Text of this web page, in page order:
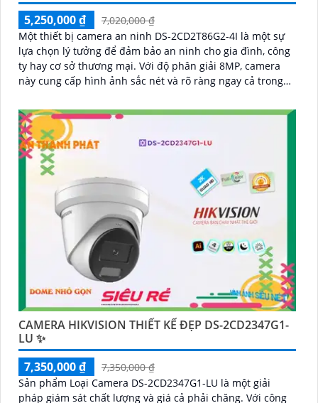
5,250,000 ₫
7,020,000 ₫
Một thiết bị camera an ninh DS-2CD2T86G2-4I là một sự
lựa chọn lý tưởng để đảm bảo an ninh cho gia đình, công
ty hay cơ sở thương mại. Với độ phân giải 8MP, camera
này cung cấp hình ảnh sắc nét và rõ ràng ngay cả trong
CAMERA HIKVISION THIẾT KẾ ĐẸP DS-2CD2347G1-
LU ✨
7,350,000 ₫
7,350,000 ₫
Sản phẩm Loại Camera DS-2CD2347G1-LU là một giải
pháp giám sát chất lượng và giá cả phải chăng. Với công